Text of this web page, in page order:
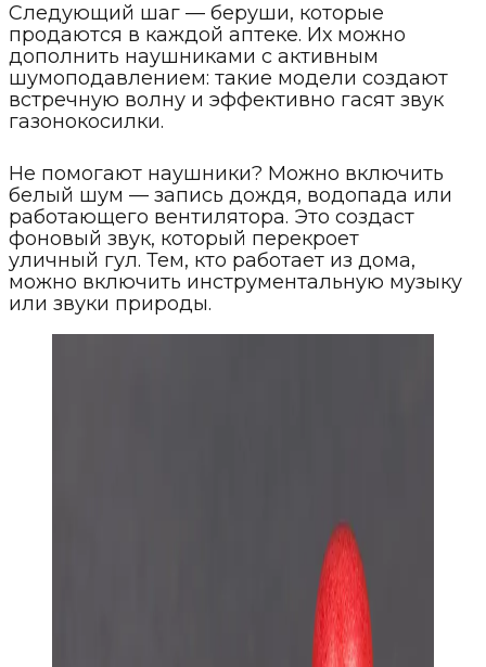
Следующий шаг — беруши, которые
продаются в каждой аптеке. Их можно
дополнить наушниками с активным
шумоподавлением: такие модели создают
встречную волну и эффективно гасят звук
газонокосилки.
Не помогают наушники? Можно включить
белый шум — запись дождя, водопада или
работающего вентилятора. Это создаст
фоновый звук, который перекроет
уличный гул. Тем, кто работает из дома,
можно включить инструментальную музыку
или звуки природы.